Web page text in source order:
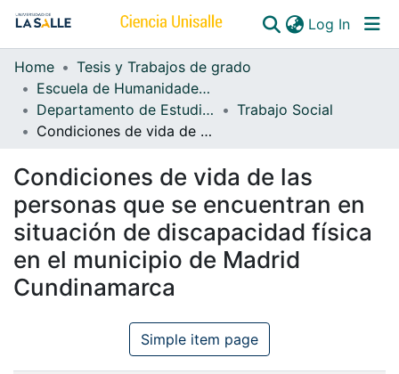
Log In
Communities & Collections
All of DSpace
Home
Tesis y Trabajos de grado
Escuela de Humanidades y Estudios Sociales
Departamento de Estudios Sociales
Trabajo Social
Condiciones de vida de las personas que se encuentran en situación de discapacidad física en el municipio de Madrid Cundinamarca
Condiciones de vida de las
personas que se encuentran en
situación de discapacidad física
en el municipio de Madrid
Cundinamarca
Simple item page